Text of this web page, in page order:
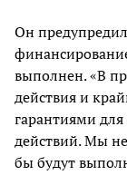
Он
выполнен. «В
действия и
гарантиями
действий. Мы
бы будут